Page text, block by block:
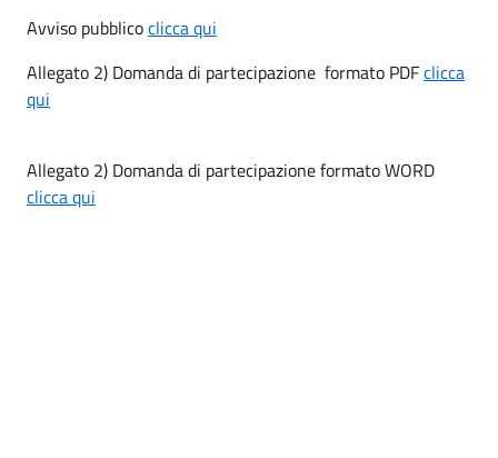
Avviso pubblicoclicca qui
Allegato 2) Domanda di partecipazione formato PDFclicca
qui
Allegato 2) Domanda di partecipazione formato WORD
clicca qui